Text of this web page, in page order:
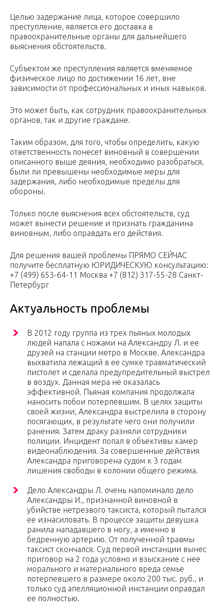
Целью задержание лица, которое совершило
преступление, является его доставка в
правоохранительные органы для дальнейшего
выяснения обстоятельств.
Субъектом же преступления является вменяемое
физическое лицо по достижении 16 лет, вне
зависимости от профессиональных и иных навыков.
Это может быть, как сотрудник правоохранительных
органов, так и другие граждане.
Таким образом, для того, чтобы определить, какую
ответственность понесет виновный в совершении
описанного выше деяния, необходимо разобраться,
были ли превышены необходимые меры для
задержания, либо необходимые пределы для
обороны.
Только после выяснения всех обстоятельств, суд
может вынести решение и признать гражданина
виновным, либо оправдать его действия.
Для решения вашей проблемы ПРЯМО СЕЙЧАС
получите бесплатную ЮРИДИЧЕСКУЮ консультацию:
+7 (499) 653-64-11 Москва +7 (812) 317-55-28 Санкт-
Петербург
Актуальность проблемы
В 2012 году группа из трех пьяных молодых
людей напала с ножами на Александру Л. и ее
друзей на станции метро в Москве. Александра
выхватила лежащий в ее сумке травматический
пистолет и сделала предупредительный выстрел
в воздух. Данная мера не оказалась
эффективной. Пьяная компания продолжала
наносить побои потерпевшим. В целях защиты
своей жизни, Александра выстрелила в сторону
посягающих, в результате чего они получили
ранения. Затем драку разняли сотрудники
полиции. Инцидент попал в объективы камер
видеонаблюдения. За совершенные действия
Александра приговорена судом к 3 годам
лишения свободы в колонии общего режима.
Дело Александры Л. очень напоминало дело
Александры И., признанной виновной в
убийстве нетрезвого таксиста, который пытался
ее изнасиловать. В процессе защиты девушка
ранила нападавшего в ногу, а именно в
бедренную артерию. От полученной травмы
таксист скончался. Суд первой инстанции вынес
приговор на 2 года условно и взыскание с нее
морального и материального вреда семье
потерпевшего в размере около 200 тыс. руб., и
только суд апелляционной инстанции оправдал
ее полностью.